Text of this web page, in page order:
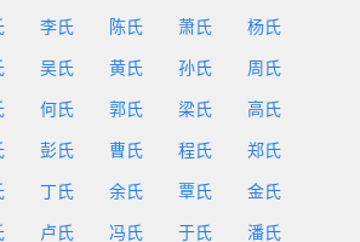
李氏 陈氏 萧氏 杨氏
吴氏 黄氏 孙氏 周氏
何氏 郭氏 梁氏 高氏
彭氏 曹氏 程氏 郑氏
丁氏 余氏 覃氏 金氏
卢氏 冯氏 于氏 潘氏